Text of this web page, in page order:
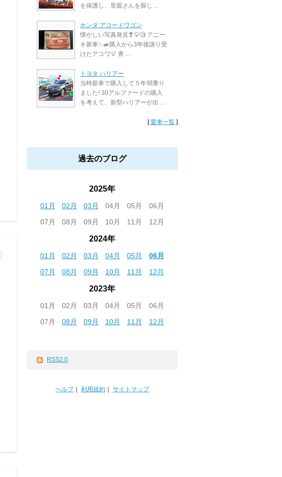
を保護し、里親さんを探し ...
ホンダ アコードワゴン
懐かしい写真発見❣💡🧐 アニー
キ新車✨🚙購入から3年後譲り受
けたアコワ💡 青 ...
トヨタ ハリアー
当時新車で購入して５年弱乗り
ました! 30アルファードの購入
を考えて、新型ハリアーが出 ...
[愛車一覧 ]
過去のブログ
2025年
01月 02月 03月 04月 05月
06月
07月
08月 09月 10月 11月 12月
2024年
01月 02月 03月 04月 05月
06月
07月
08月 09月 10月 11月 12月
2023年
01月 02月 03月 04月 05月
06月
07月
08月 09月 10月 11月 12月
RSS2.0
ヘルプ｜ 利用規約 サイトマップ